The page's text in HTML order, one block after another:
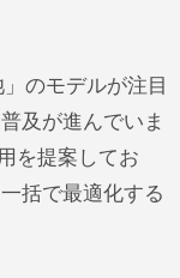
のモデルが注目
及が進んでいま
を提案してお
括で最適化する